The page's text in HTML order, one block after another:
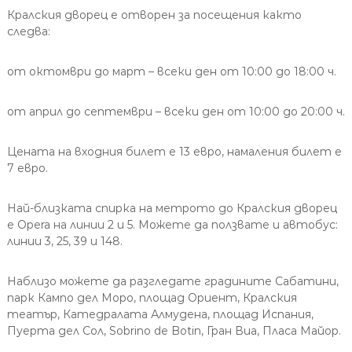
Кралския дворец е отворен за посещения както
следва:
от октомври до март – всеки ден от 10:00 до 18:00 ч.
от април до септември – всеки ден от 10:00 до 20:00 ч.
Цената на входния билет е 13 евро, намаления билет е
7 евро.
Най-близката спирка на метрото до Кралския дворец
е Opera на линии 2 и 5. Можете да ползвате и автобус:
линии 3, 25, 39 и 148.
Наблизо можете да разгледате градините Сабатини,
парк Кампо дел Моро, площад Ориент, Кралския
театър, Катедралата Алмудена, площад Испания,
Пуерта дел Сол, Sobrino de Botin, Гран Виа, Пласа Майор.